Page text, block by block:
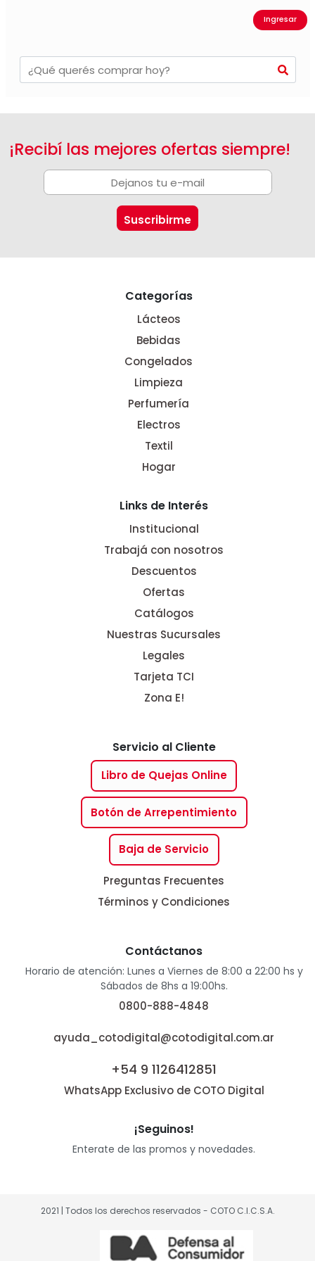
Ingresar
¡Recibí las mejores ofertas siempre!
Categorías
Lácteos
Bebidas
Congelados
Limpieza
Perfumería
Electros
Textil
Hogar
Links de Interés
Institucional
Trabajá con nosotros
Descuentos
Ofertas
Catálogos
Nuestras Sucursales
Legales
Tarjeta TCI
Zona E!
Servicio al Cliente
Libro de Quejas Online
Botón de Arrepentimiento
Baja de Servicio
Preguntas Frecuentes
Términos y Condiciones
Contáctanos
Horario de atención: Lunes a Viernes de 8:00 a 22:00 hs y
Sábados de 8hs a 19:00hs.
0800-888-4848
ayuda_cotodigital@cotodigital.com.ar
+54 9 1126412851
WhatsApp Exclusivo de COTO Digital
¡Seguinos!
Enterate de las promos y novedades.
2021 | Todos los derechos reservados - COTO C.I.C.S.A.